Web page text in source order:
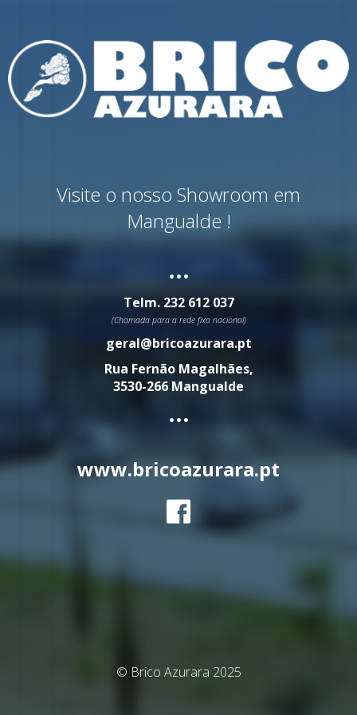
Visite o nosso Showroom em
Mangualde !
...
Telm. 232 612 037
(Chamada para a rede fixa nacional)
geral@bricoazurara.pt
Rua Fernão Magalhães,
3530-266 Mangualde
...
www.bricoazurara.pt
© Brico Azurara 2025